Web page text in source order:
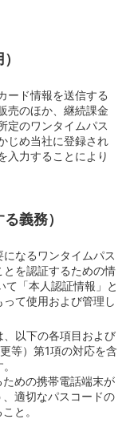
ード情報を送信する
売のほか、継続課金
定のワンタイムパス
じめ当社に登録され
入力することにより
義務）
なるワンタイムパス
を認証するための情
「本人認証情報」と
て使用および管理し
以下の各項目および
等）第1項の対応を含
めの携帯電話端末が
適切なパスコードの
と。